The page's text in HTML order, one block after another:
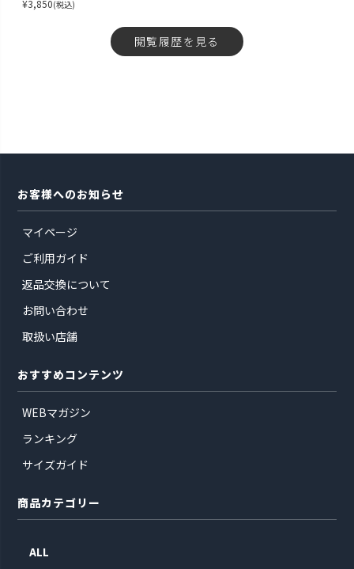
¥3,850(税込)
閲覧履歴を見る
お客様へのお知らせ
マイページ
ご利用ガイド
返品交換について
お問い合わせ
取扱い店舗
おすすめコンテンツ
WEBマガジン
ランキング
サイズガイド
商品カテゴリー
ALL